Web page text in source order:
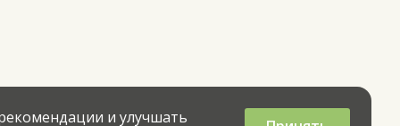
и улучшать